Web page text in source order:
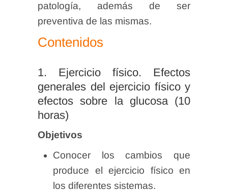
patología, además de ser
preventiva de las mismas.
Contenidos
1. Ejercicio físico. Efectos
generales del ejercicio físico y
efectos sobre la glucosa (10
horas)
Objetivos
Conocer los cambios que
produce el ejercicio físico en
los diferentes sistemas.